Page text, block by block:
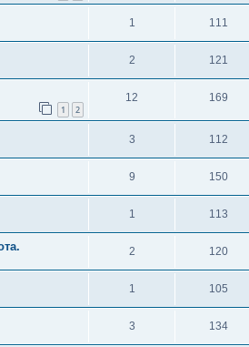
1 111
2 121
1 2
12 169
3 112
9 150
1 113
2 120
1 105
3 134